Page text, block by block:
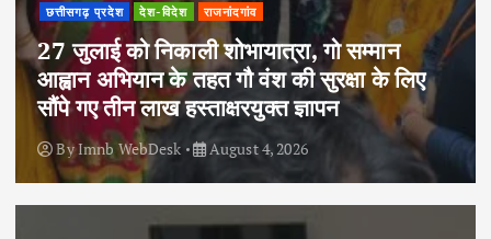
छत्तीसगढ़ प्रदेश देश-विदेश राजनांदगांव
27 जुलाई को निकाली शोभायात्रा, गो सम्मान
आह्वान अभियान के तहत गौ वंश की सुरक्षा के लिए
सौंपे गए तीन लाख हस्ताक्षरयुक्त ज्ञापन
ByImnb WebDesk August 4, 2026